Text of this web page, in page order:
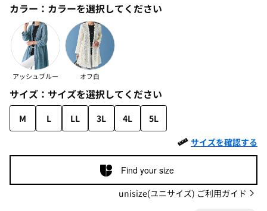
カラー： カラーを選択してください
アッシュブルー オフ白
サイズ： サイズを選択してください
M L LL 3L 4L
5L
サイズを確認する
Find your size
unisize(ユニサイズ) ご利用ガイド